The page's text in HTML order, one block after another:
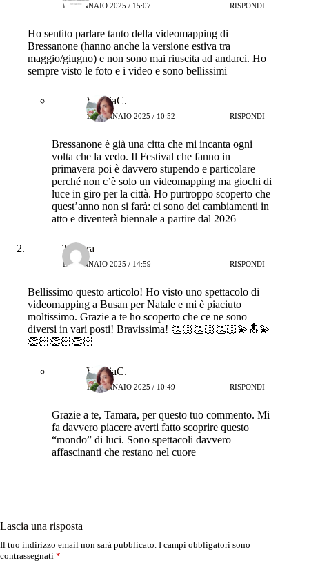
12 GENNAIO 2025 / 15:07 RISPONDI
Ho sentito parlare tanto della videomapping di
Bressanone (hanno anche la versione estiva tra
maggio/giugno) e non sono mai riuscita ad andarci. Ho
sempre visto le foto e i video e sono bellissimi
ValeriaC.
15 GENNAIO 2025 / 10:52 RISPONDI
Bressanone è già una citta che mi incanta ogni
volta che la vedo. Il Festival che fanno in
primavera poi è davvero stupendo e particolare
perché non c’è solo un videomapping ma giochi di
luce in giro per la città. Ho purtroppo scoperto che
quest’anno non si farà: ci sono dei cambiamenti in
atto e diventerà biennale a partire dal 2026
Tamara
12 GENNAIO 2025 / 14:59 RISPONDI
Bellissimo questo articolo! Ho visto uno spettacolo di
videomapping a Busan per Natale e mi è piaciuto
moltissimo. Grazie a te ho scoperto che ce ne sono
diversi in vari posti! Bravissima! 👏🏻👏🏻👏🏻💫🔝💫
👏🏻👏🏻👏🏻
ValeriaC.
15 GENNAIO 2025 / 10:49 RISPONDI
Grazie a te, Tamara, per questo tuo commento. Mi
fa davvero piacere averti fatto scoprire questo
“mondo” di luci. Sono spettacoli davvero
affascinanti che restano nel cuore
Lascia una risposta
Il tuo indirizzo email non sarà pubblicato. I campi obbligatori sono
contrassegnati *